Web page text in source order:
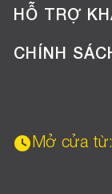
Giới thiệu công
Tuyển dụng
HỖ TRỢ
Hướng dẫn mua
Chương trình
CHÍNH
Chính sách bảo
Mở cửa từ: